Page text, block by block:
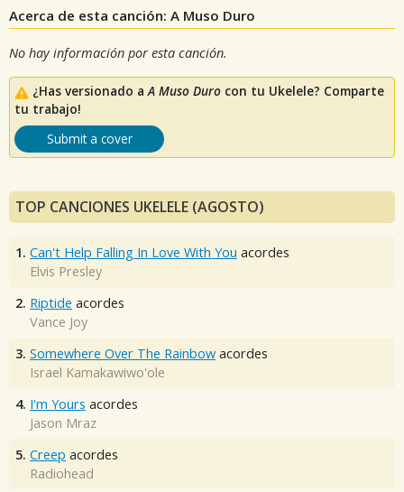
Acerca de esta canción: A Muso Duro
No hay información por esta canción.
¿Has versionado aA Muso Duro con tu Ukelele? Comparte
tu trabajo!
Submit a cover
TOP CANCIONES UKELELE (AGOSTO)
1. Can't Help Falling In Love With You acordes
Elvis Presley
2. Riptide acordes
Vance Joy
3. Somewhere Over The Rainbow acordes
Israel Kamakawiwo'ole
4. I'm Yours acordes
Jason Mraz
5. Creep acordes
Radiohead